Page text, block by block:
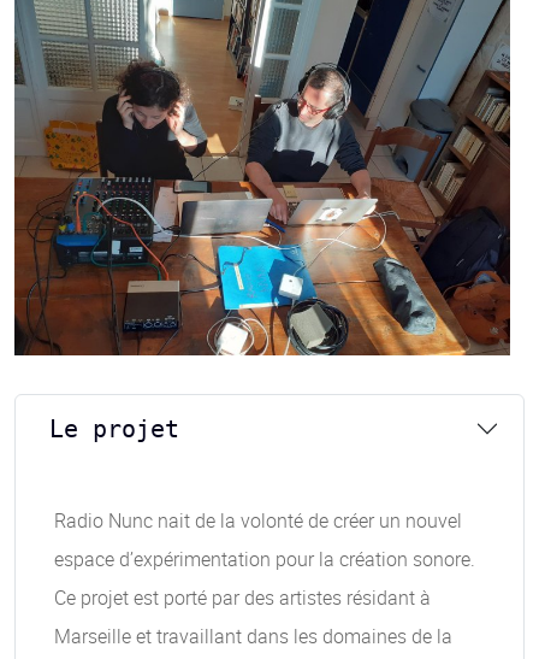
Le projet
Radio Nunc nait de la volonté de créer un nouvel
espace d’expérimentation pour la création sonore.
Ce projet est porté par des artistes résidant à
Marseille et travaillant dans les domaines de la